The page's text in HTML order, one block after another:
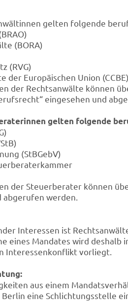
gelten folgende
(BORA)
(RVG)
der Europäischen Union (CCBE)
der Rechtsanwälte können
eingesehen und
gelten folgende
(StBGebV)
der Steuerberater können
abgerufen werden.
Interessen ist
eines Mandates wird
Interessenkonflikt vorliegt.
aus einem
Berlin eine Schlichtungsstelle